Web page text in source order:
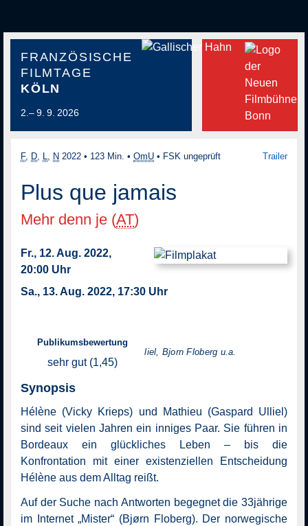
FRANZÖSISCHE
FILMTAGE
KÖLN
2.– 9. 9. 2026
F, D L N 2022 • 123 Min. • OmU • FSK ungeprüft Trailer
Plus que jamais
Mehr denn je (AT)
Fr., 12. Aug. 2022,
20:00 Uhr
Sa., 13. Aug. 2022, 17:30 Uhr
Publikumsbewertung
sehr gut (1,45)
mit: Vicky Krieps, Gaspard Ulliel, Bjorn Floberg u.a.
Synopsis
Hélène (Vicky Krieps) und Mathieu (Gaspard Ulliel)
sind seit vielen Jahren ein inniges Paar. Sie führen in
Bordeaux ein glückliches Leben – bis die
Konfrontation mit einer existenziellen Entscheidung
Hélène aus dem Alltag reißt.
Auf der Suche nach Antworten begegnet die 33jährige
im Internet „Mister“ (Bjørn Floberg). Der norwegische